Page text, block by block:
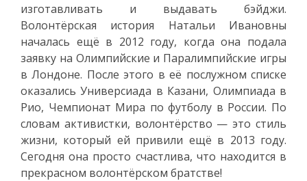
изготавливать и выдавать бэйджи.
Волонтёрская история Натальи Ивановны
началась ещё в 2012 году, когда она подала
заявку на Олимпийские и Паралимпийские игры
в Лондоне. После этого в её послужном списке
оказались Универсиада в Казани, Олимпиада в
Рио, Чемпионат Мира по футболу в России. По
словам активистки, волонтёрство — это стиль
жизни, который ей привили ещё в 2013 году.
Сегодня она просто счастлива, что находится в
прекрасном волонтёрском братстве!